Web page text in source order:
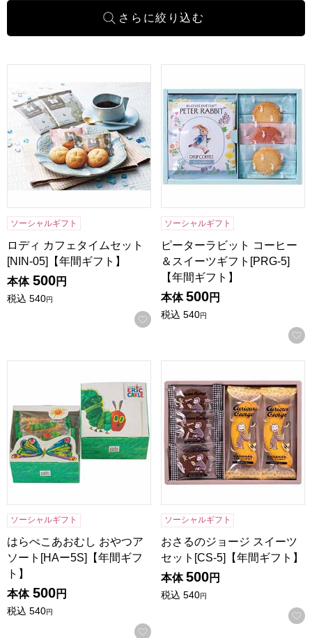
ソーシャルギフト
ロディ カフェタイムセット
[NIN-05]【年間ギフト】
本体 500円
税込 540円
お気に入りに登録する
ソーシャルギフト
ピーターラビット コーヒー
＆スイーツギフト[PRG-5]
【年間ギフト】
本体 500円
税込 540円
ソーシャルギフト
はらぺこあおむし おやつア
ソート[HAー5S]【年間ギフ
ト】
本体 500円
税込 540円
お気に入りに登録する
ソーシャルギフト
おさるのジョージ スイーツ
セット[CS-5]【年間ギフト】
本体 500円
税込 540円